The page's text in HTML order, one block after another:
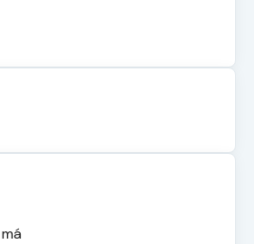
je 5 z 5 hvězdiček.
je 5 z 5 hvězdiček.
je 5 z 5 hvězdiček.